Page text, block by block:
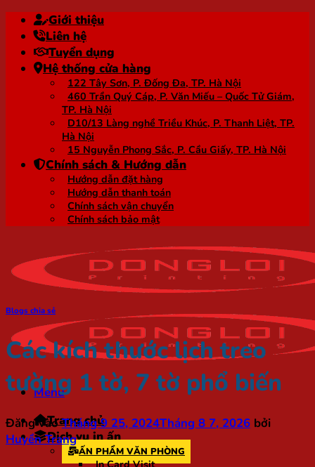
qua
nội
dung
Giới thiệu
Liên hệ
Tuyển dụng
Hệ thống cửa hàng
122 Tây Sơn, P. Đống Đa, TP. Hà Nội
460 Trần Quý Cáp, P. Văn Miếu – Quốc Tử Giám,
TP. Hà Nội
D10/13 Làng nghề Triều Khúc, P. Thanh Liệt, TP.
Hà Nội
15 Nguyễn Phong Sắc, P. Cầu Giấy, TP. Hà Nội
Chính sách & Hướng dẫn
Hướng dẫn đặt hàng
Hướng dẫn thanh toán
Chính sách vận chuyển
Chính sách bảo mật
Menu
Trang chủ
Dịch vụ in ấn
ẤN PHẨM VĂN PHÒNG
Blogs chia sẻ
Các kích thước lịch treo
tường 1 tờ, 7 tờ phổ biến
Đăng vàoTháng 9 25, 2024Tháng 8 7, 2026 bởi
Huyền Trang